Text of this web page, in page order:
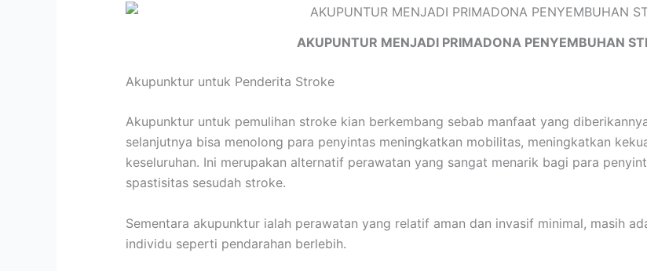
AKUPUNTUR MENJADI PRIMADONA PENYEMBUHAN
Akupunktur untuk Penderita Stroke
Akupunktur untuk pemulihan stroke kian berkembang sebab manfaat yang
selanjutnya bisa menolong para penyintas meningkatkan mobilitas, meningkatkan
keseluruhan. Ini merupakan alternatif perawatan yang sangat menarik bagi para
spastisitas sesudah stroke.
Sementara akupunktur ialah perawatan yang relatif aman dan invasif minimal, masih
individu seperti pendarahan berlebih.